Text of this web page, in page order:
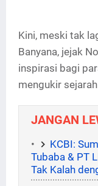
Kini, meski tak
Banyana, jejak
inspirasi bagi
mengukir
JANGAN
KCBI:
Tubaba & PT
Tak Kalah